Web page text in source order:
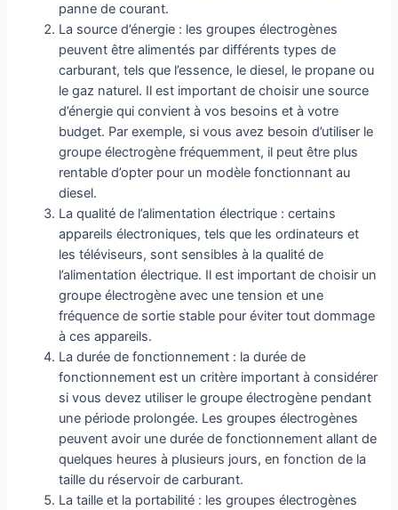
panne de courant.
La source d’énergie : les groupes électrogènes
peuvent être alimentés par différents types de
carburant, tels que l’essence, le diesel, le propane ou
le gaz naturel. Il est important de choisir une source
d’énergie qui convient à vos besoins et à votre
budget. Par exemple, si vous avez besoin d’utiliser le
groupe électrogène fréquemment, il peut être plus
rentable d’opter pour un modèle fonctionnant au
diesel.
La qualité de l’alimentation électrique : certains
appareils électroniques, tels que les ordinateurs et
les téléviseurs, sont sensibles à la qualité de
l’alimentation électrique. Il est important de choisir un
groupe électrogène avec une tension et une
fréquence de sortie stable pour éviter tout dommage
à ces appareils.
La durée de fonctionnement : la durée de
fonctionnement est un critère important à considérer
si vous devez utiliser le groupe électrogène pendant
une période prolongée. Les groupes électrogènes
peuvent avoir une durée de fonctionnement allant de
quelques heures à plusieurs jours, en fonction de la
taille du réservoir de carburant.
La taille et la portabilité : les groupes électrogènes